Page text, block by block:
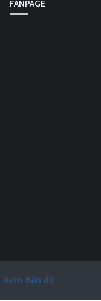
FANPAGE
Xem Bản đồ